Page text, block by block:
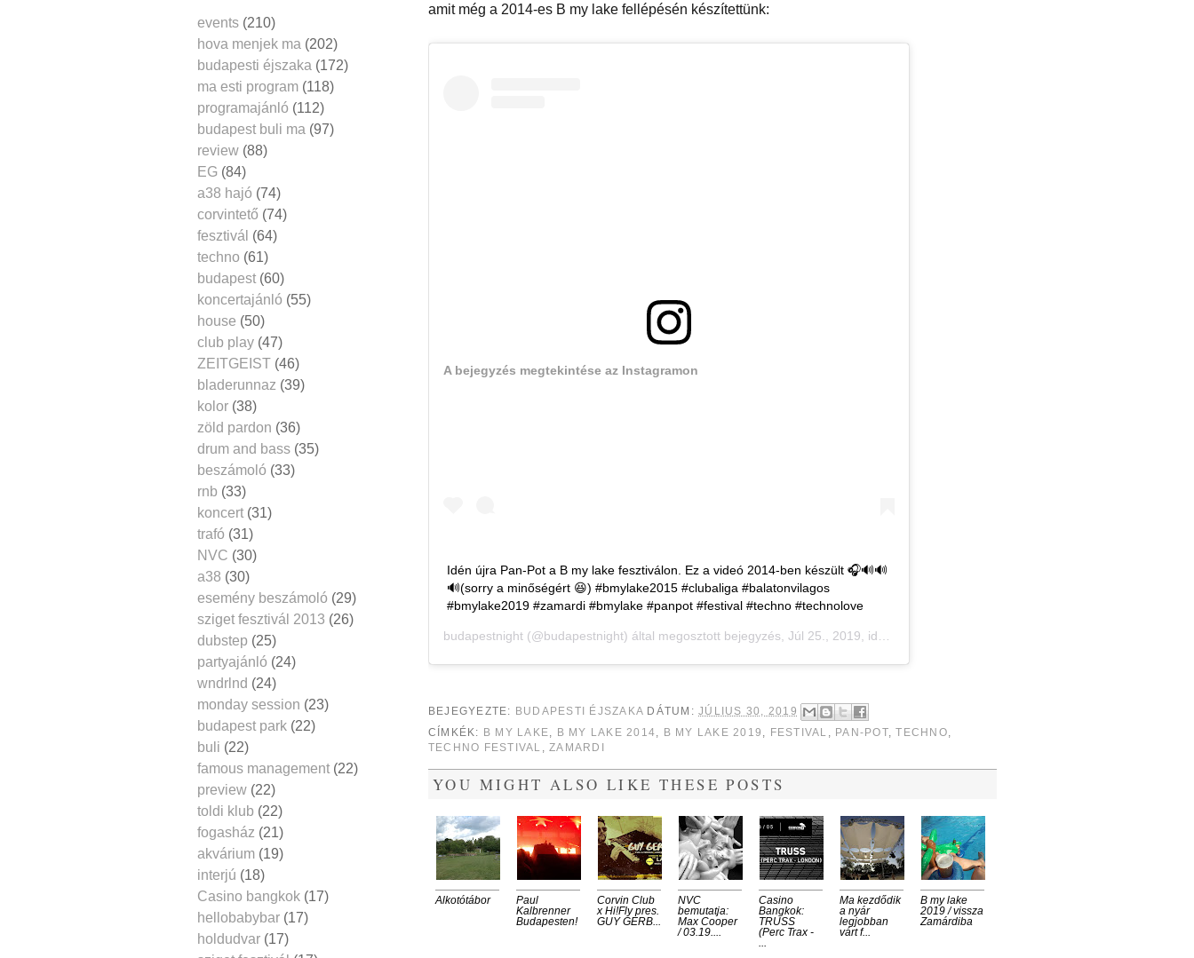
amit még a 2014-es B my lake fellépésén készítettünk:
A bejegyzés megtekintése az Instagramon
Idén újra Pan-Pot a B my lake fesztiválon. Ez a videó 2014-ben készült 🎧🔊🔊
🔊(sorry a minőségért 😆) #bmylake2015 #clubaliga #balatonvilagos
#bmylake2019 #zamardi #bmylake #panpot #festival #techno #technolove
budapestnight (@budapestnight) által megosztott bejegyzés, Júl 25., 2019, időpont: 1:36 (PD
BEJEGYEZTE: BUDAPESTI ÉJSZAKA DÁTUM:JÚLIUS 30, 2019
CÍMKÉK: B MY LAKE, B MY LAKE 2014, B MY LAKE 2019 , FESTIVAL , PAN-POT,TECHNO,
TECHNO FESTIVAL ,ZAMARDI
YOU MIGHT ALSO LIKE THESE POSTS
Alkotótábor
Paul
Kalbrenner
Budapesten!
Corvin Club
x Hi!Fly pres.
GUY GERB...
NVC
bemutatja:
Max Cooper
/ 03.19....
Casino
Bangkok:
TRUSS
(Perc Trax -
Ma kezdődik
a nyár
legjobban
várt f...
B my lake
2019 / vissza
Zamárdiba
events (210)
hova menjek ma (202)
budapesti éjszaka (172)
ma esti program (118)
programajánló (112)
budapest buli ma (97)
review (88)
EG (84)
a38 hajó (74)
corvintető (74)
fesztivál (64)
techno (61)
budapest (60)
koncertajánló (55)
house (50)
club play (47)
ZEITGEIST (46)
bladerunnaz (39)
kolor (38)
zöld pardon (36)
drum and bass (35)
beszámoló (33)
rnb (33)
koncert (31)
trafó (31)
NVC (30)
a38 (30)
esemény beszámoló (29)
sziget fesztivál 2013 (26)
dubstep (25)
partyajánló (24)
wndrlnd (24)
monday session (23)
budapest park (22)
buli (22)
famous management (22)
preview (22)
toldi klub (22)
fogasház (21)
akvárium (19)
interjú (18)
Casino bangkok (17)
hellobabybar (17)
holdudvar (17)